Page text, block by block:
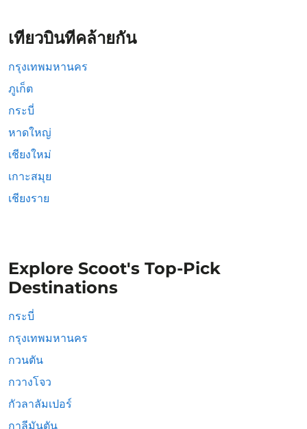
เที่ยวบินที่คล้ายกัน
กรุงเทพมหานคร
ภูเก็ต
กระบี่
หาดใหญ่
เชียงใหม่
เกาะสมุย
เชียงราย
Explore Scoot's Top-Pick
Destinations
กระบี่
กรุงเทพมหานคร
กวนตัน
กวางโจว
กัวลาลัมเปอร์
กาลีมันตัน